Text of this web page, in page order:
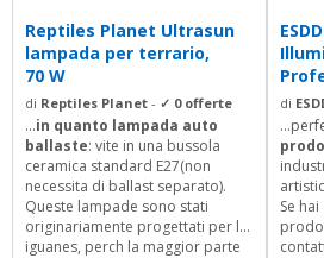
Reptiles Planet Ultrasun
lampada per terrario,
70 W
di Reptiles Planet - ✓ 0 offerte
...in quanto lampada auto
ballaste: vite in una bussola
ceramica standard E27(non
necessita di ballast separato).
Queste lampade sono stati
originariamente progettati per le
iguanes, perch la maggior parte
di
Se